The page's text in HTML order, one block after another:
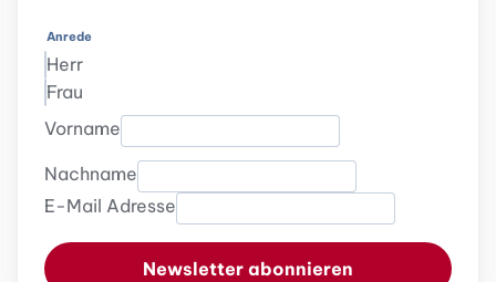
Anrede
Herr
Frau
Vorname
Nachname
E-Mail Adresse
Newsletter abonnieren